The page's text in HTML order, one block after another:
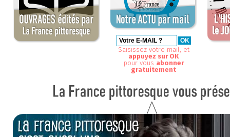
Saisissez votre mail, et
appuyez sur OK
pour vous abonner
gratuitement